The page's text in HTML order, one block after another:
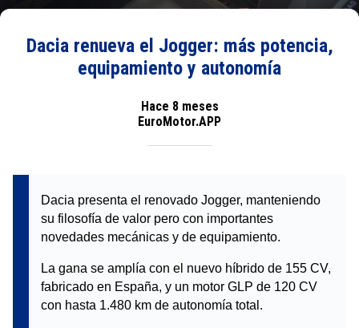
Dacia renueva el Jogger: más potencia,
equipamiento y autonomía
Hace 8 meses
EuroMotor.APP
Dacia presenta el renovado Jogger, manteniendo
su filosofía de valor pero con importantes
novedades mecánicas y de equipamiento.
La gana se amplía con el nuevo híbrido de 155 CV,
fabricado en España, y un motor GLP de 120 CV
con hasta 1.480 km de autonomía total.